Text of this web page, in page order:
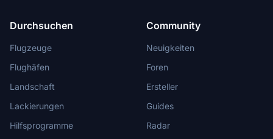
Durchsuchen
Flugzeuge
Flughäfen
Landschaft
Lackierungen
Hilfsprogramme
Community
Neuigkeiten
Foren
Ersteller
Guides
Radar